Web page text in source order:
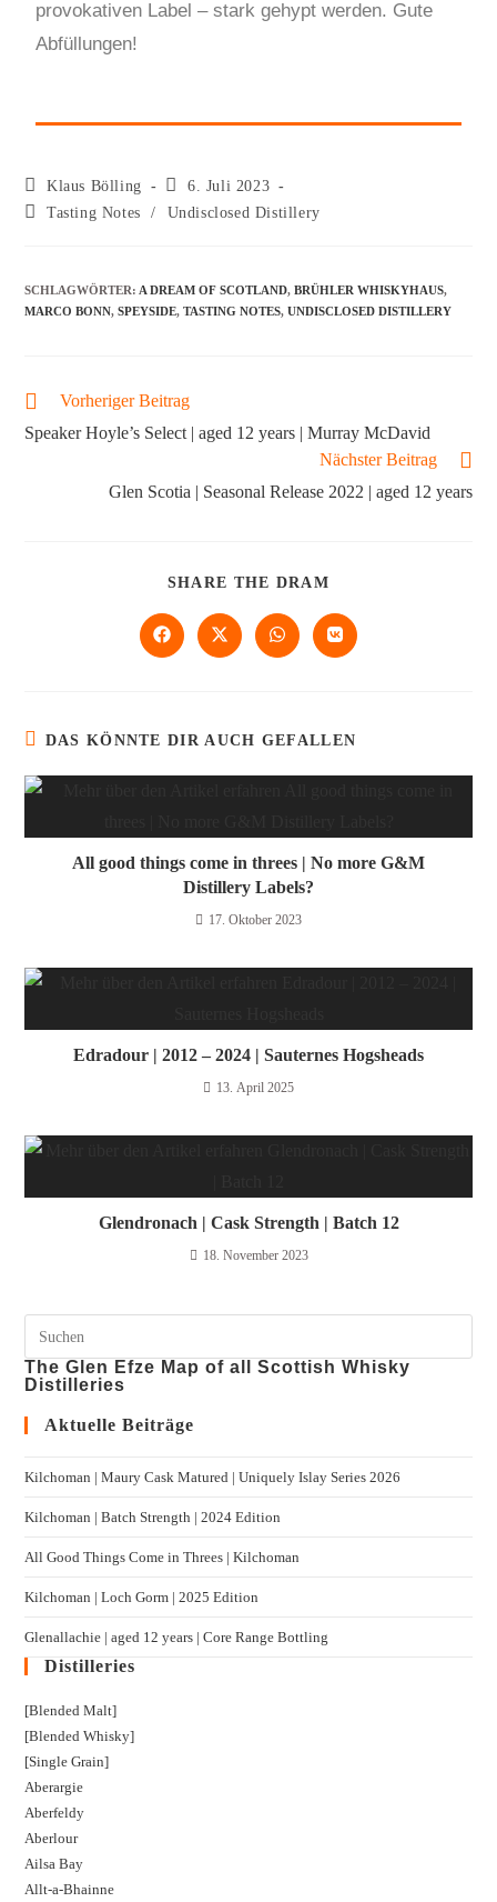
provokativen Label – stark gehypt werden. Gute
Abfüllungen!
Klaus Bölling
6. Juli 2023
Tasting Notes
/ Undisclosed Distillery
SCHLAGWÖRTER: A DREAM OF SCOTLAND, BRÜHLER WHISKYHAUS,
MARCO BONN, SPEYSIDE, TASTING NOTES, UNDISCLOSED DISTILLERY
Vorheriger Beitrag
Speaker Hoyle’s Select | aged 12 years | Murray McDavid
Nächster Beitrag
Glen Scotia | Seasonal Release 2022 | aged 12 years
SHARE THE DRAM
DAS KÖNNTE DIR AUCH GEFALLEN
All good things come in threes | No more G&M
Distillery Labels?
17. Oktober 2023
Edradour | 2012 – 2024 | Sauternes Hogsheads
13. April 2025
Glendronach | Cask Strength | Batch 12
18. November 2023
The Glen Efze Map of all Scottish Whisky
Distilleries
Aktuelle Beiträge
Kilchoman | Maury Cask Matured | Uniquely Islay Series 2026
Kilchoman | Batch Strength | 2024 Edition
All Good Things Come in Threes | Kilchoman
Kilchoman | Loch Gorm​ | 2025 Edition
Glenallachie | aged 12 years | Core Range Bottling
Distilleries
[Blended Malt]
[Blended Whisky]
[Single Grain]
Aberargie
Aberfeldy
Aberlour
Ailsa Bay
Allt-a-Bhainne